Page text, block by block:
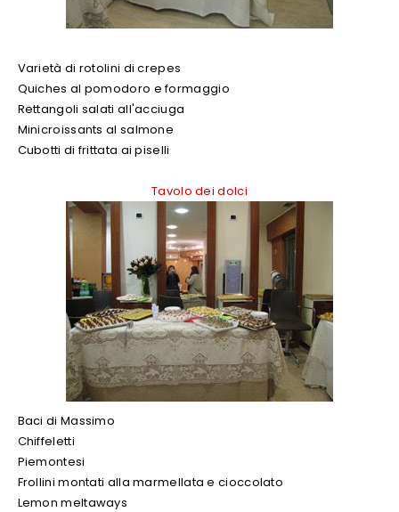
Varietà di rotolini di crepes
Quiches al pomodoro e formaggio
Rettangoli salati all'acciuga
Minicroissants al salmone
Cubotti di frittata ai piselli
Tavolo dei dolci
Baci di Massimo
Chiffeletti
Piemontesi
Frollini montati alla marmellata e cioccolato
Lemon meltaways